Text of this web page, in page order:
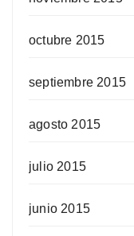
octubre 2015
septiembre 2015
agosto 2015
julio 2015
junio 2015